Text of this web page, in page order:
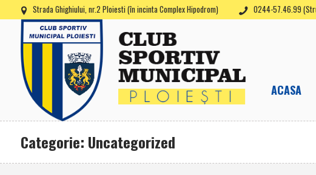
Strada Ghighiului, nr.2 Ploiesti (în incinta Complex Hipodrom) 0244-57.46.99
ACASA
Categorie: Uncategorized